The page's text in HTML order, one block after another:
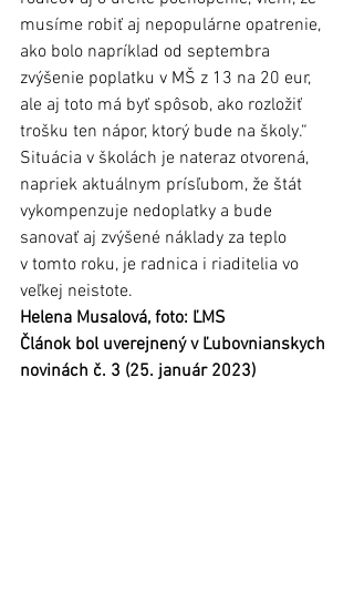
musíme robiť aj nepopulárne opatrenie,
ako bolo napríklad od septembra
zvýšenie poplatku v MŠ z 13 na 20 eur,
ale aj toto má byť spôsob, ako rozložiť
trošku ten nápor, ktorý bude na školy.“
Situácia v školách je nateraz otvorená,
napriek aktuálnym prísľubom, že štát
vykompenzuje nedoplatky a bude
sanovať aj zvýšené náklady za teplo
v tomto roku, je radnica i riaditelia vo
veľkej neistote.
Helena Musalová, foto: ĽMS
Článok bol uverejnený v Ľubovnianskych
novinách č. 3 (25. január 2023)